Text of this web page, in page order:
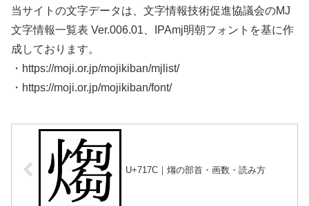
当サイトの文字データは、文字情報技術促進協議会のMJ
文字情報一覧表 Ver.006.01、IPAmj明朝フォントを基に作
成しております。
・https://moji.or.jp/mojikiban/mjlist/
・https://moji.or.jp/mojikiban/font/
U+717C｜煼の部首・画数・読み方